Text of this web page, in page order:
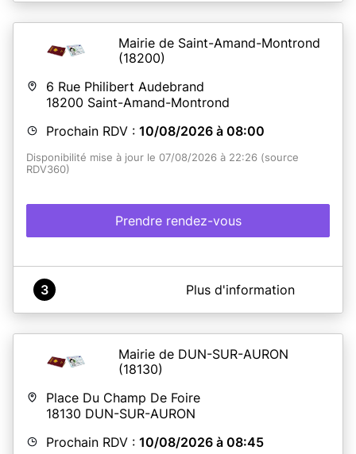
Mairie de Saint-Amand-Montrond
(18200)
6 Rue Philibert Audebrand
18200 Saint-Amand-Montrond
Prochain RDV : 10/08/2026 à 08:00
Disponibilité mise à jour le 07/08/2026 à 22:26 (source
RDV360)
Prendre rendez-vous
A propos de Mairie de SAINT-AMAND-MONTROND
Les RDV en ligne sont seulement pour les communes
extérieures, vous serez reçus au sein de la structure
France Services 6, rue Philibert Audebrand
Les Saint-Amandois et les Habitants de la Communauté
de Communes Cœur de France (communes ci-dessous)
sont reçus au sein du Service à la Population, Élections
SANS RDV:
3 Plus d'information
Mairie de DUN-SUR-AURON
(18130)
Place Du Champ De Foire
18130 DUN-SUR-AURON
Prochain RDV : 10/08/2026 à 08:45